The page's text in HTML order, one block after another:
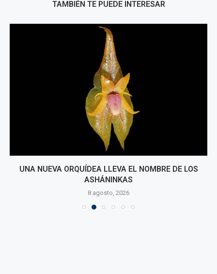
TAMBIÉN TE PUEDE INTERESAR
UNA NUEVA ORQUÍDEA LLEVA EL NOMBRE DE LOS
ASHÁNINKAS
8 agosto, 2026